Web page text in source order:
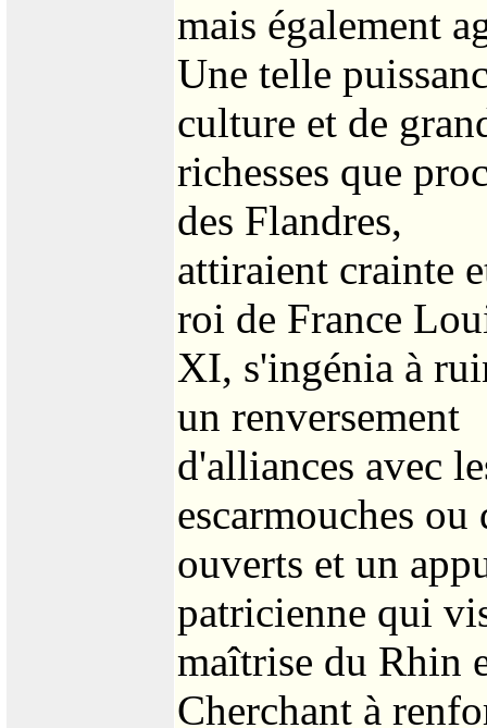
mais également
Une telle
culture et de
richesses que
des Flandres,
attiraient crainte
roi de France
XI, s'ingénia à
un renversement
d'alliances avec
escarmouches
ouverts et un
patricienne qui
maîtrise du Rhin
Cherchant à